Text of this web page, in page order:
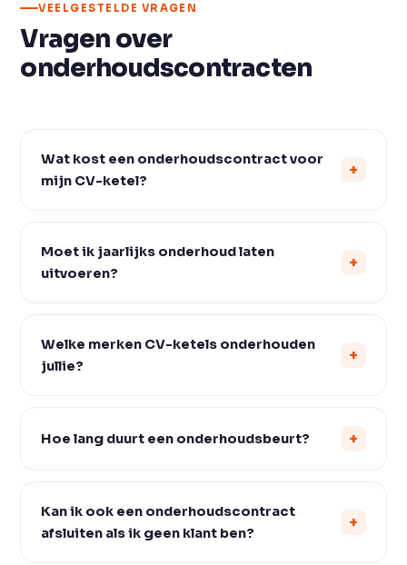
VEELGESTELDE VRAGEN
Vragen over
onderhoudscontracten
Wat kost een onderhoudscontract voor
mijn CV-ketel?
Moet ik jaarlijks onderhoud laten
uitvoeren?
Welke merken CV-ketels onderhouden
jullie?
Hoe lang duurt een onderhoudsbeurt?
Kan ik ook een onderhoudscontract
afsluiten als ik geen klant ben?